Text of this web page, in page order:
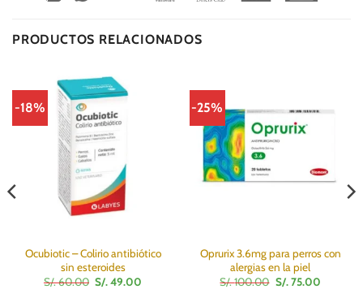
PRODUCTOS RELACIONADOS
-18%
Ocubiotic – Colirio antibiótico
sin esteroides
S/.60.00 El
S/.49.00
-25%
Oprurix 3.6mg para perros con
alergias en la piel
S/.100.00 El
S/.75.00El